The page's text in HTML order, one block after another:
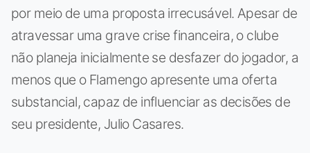
por meio de uma proposta irrecusável. Apesar de
atravessar uma grave crise financeira, o clube
não planeja inicialmente se desfazer do jogador, a
menos que o Flamengo apresente uma oferta
substancial, capaz de influenciar as decisões de
seu presidente, Julio Casares.